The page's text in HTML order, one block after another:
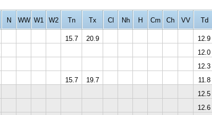
N WW W1 W2 Tn Tx Cl Nh H Cm Ch VV Td
15.7 20.9
12.9
12.0
12.3
15.7 19.7
11.8
12.5
12.6